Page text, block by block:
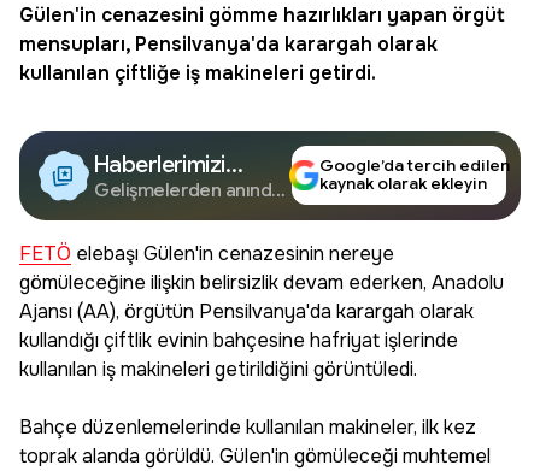
Gülen'in cenazesini gömme hazırlıkları yapan örgüt
mensupları, Pensilvanya'da karargah olarak
kullanılan çiftliğe iş makineleri getirdi.
Haberlerimizi
Google'da Takip
Edin
Gelişmelerden anında
Google’da tercih edilen
kaynak olarak ekleyin
FETÖ elebaşı Gülen'in cenazesinin nereye
gömüleceğine ilişkin belirsizlik devam ederken, Anadolu
Ajansı (AA), örgütün Pensilvanya'da karargah olarak
kullandığı çiftlik evinin bahçesine hafriyat işlerinde
kullanılan iş makineleri getirildiğini görüntüledi.
Bahçe düzenlemelerinde kullanılan makineler, ilk kez
toprak alanda görüldü. Gülen'in gömüleceği muhtemel